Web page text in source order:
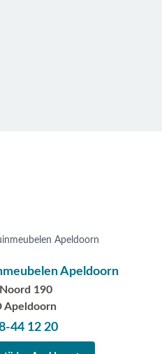
Apeldoorn
190
Apeldoorn
44 12 20